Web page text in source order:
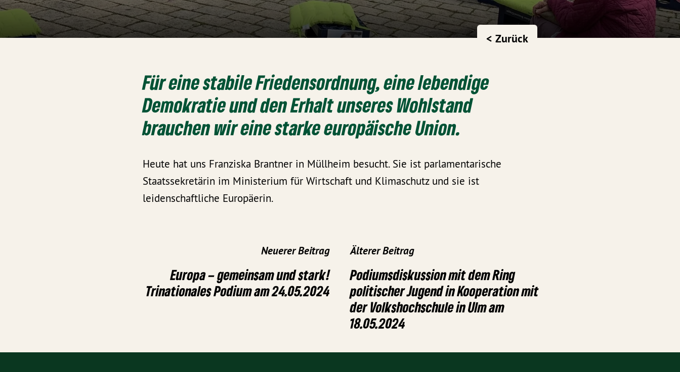
< Zurück
Für eine stabile Friedensordnung, eine lebendige
Demokratie und den Erhalt unseres Wohlstand
brauchen wir eine starke europäische Union.
Heute hat uns Franziska Brantner in Müllheim besucht. Sie ist parlamentarische
Staatssekretärin im Ministerium für Wirtschaft und Klimaschutz und sie ist
leidenschaftliche Europäerin.
Neuerer Beitrag
Europa – gemeinsam und stark!
Trinationales Podium am 24.05.2024
Älterer Beitrag
Podiumsdiskussion mit dem Ring
politischer Jugend in Kooperation mit
der Volkshochschule in Ulm am
18.05.2024